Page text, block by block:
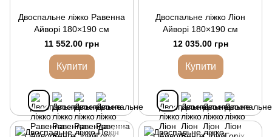
Двоспальне ліжко Равенна
Айворі 180×190 см
11 552.00 грн
Купити
Двоспальне ліжко Ліон
Айворі 180×190 см
12 035.00 грн
Купити